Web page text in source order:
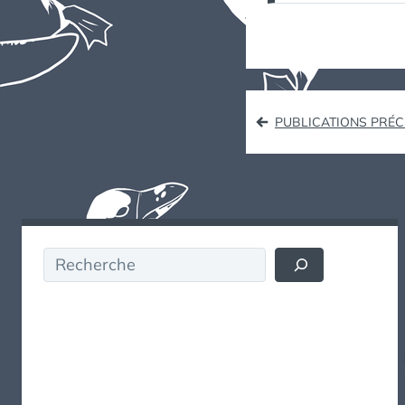
des
PUBLICATIONS
Rechercher